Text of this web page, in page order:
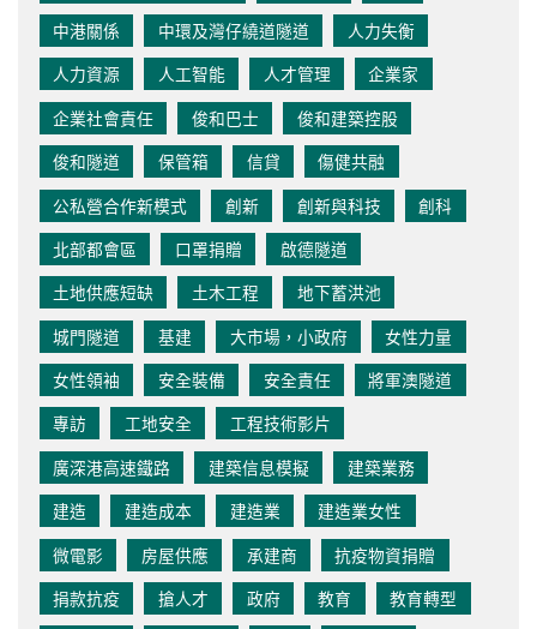
中港關係
中環及灣仔繞道隧道
人力失衡
人力資源
人工智能 人才管理
企業家
企業社會責任
俊和巴士
俊和建築控股
俊和隧道
保管箱 信貸
傷健共融
公私營合作新模式
創新 創新與科技
創科
北部都會區
口罩捐贈
啟德隧道
土地供應短缺
土木工程
地下蓄洪池
城門隧道
基建 大市場，小政府
女性力量
女性領袖
安全裝備 安全責任
將軍澳隧道
專訪
工地安全
工程技術影片
廣深港高速鐵路
建築信息模擬
建築業務
建造
建造成本 建造業
建造業女性
微電影
房屋供應 承建商
抗疫物資捐贈
捐款抗疫
搶人才 政府 教育
教育轉型